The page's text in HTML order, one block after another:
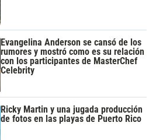
Evangelina Anderson se cansó de los
rumores y mostró como es su relación
con los participantes de MasterChef
Celebrity
Ricky Martin y una jugada producción
de fotos en las playas de Puerto Rico